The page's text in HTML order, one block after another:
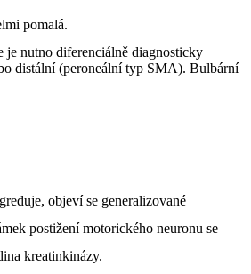
pomalá.
je nutno diferenciálně diagnosticky
distální (peroneální typ SMA). Bulbární
objeví se generalizované
postižení motorického neuronu se
kreatinkinázy.